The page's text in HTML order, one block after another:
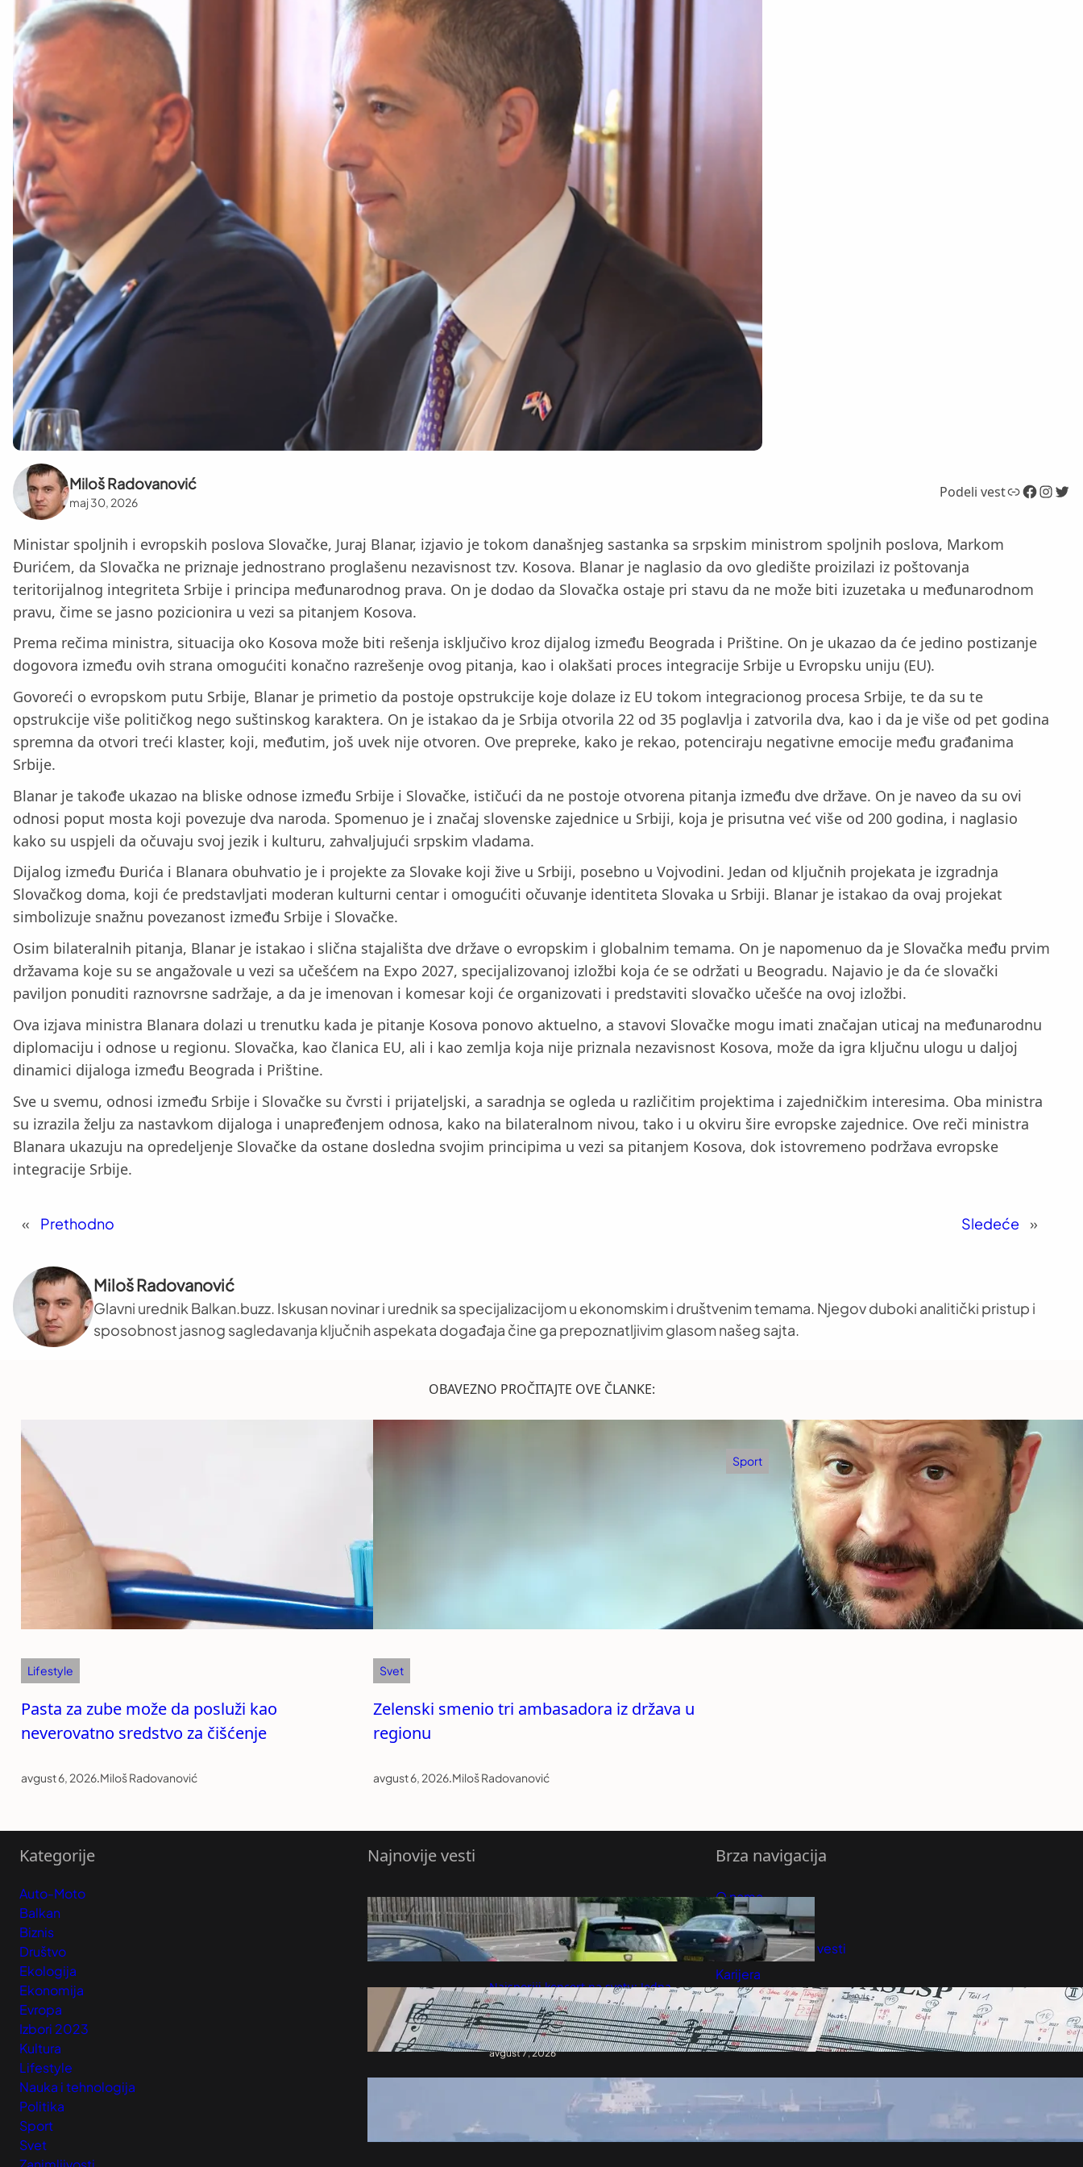
Miloš Radovanović
maj 30, 2026
Podeli vestLink Facebook InstagramTwitter
Ministar spoljnih i evropskih poslova Slovačke, Juraj Blanar, izjavio je tokom današnjeg sastanka sa srpskim ministrom spoljnih poslova, Markom
Đurićem, da Slovačka ne priznaje jednostrano proglašenu nezavisnost tzv. Kosova. Blanar je naglasio da ovo gledište proizilazi iz poštovanja
teritorijalnog integriteta Srbije i principa međunarodnog prava. On je dodao da Slovačka ostaje pri stavu da ne može biti izuzetaka u međunarodnom
pravu, čime se jasno pozicionira u vezi sa pitanjem Kosova.
Prema rečima ministra, situacija oko Kosova može biti rešenja isključivo kroz dijalog između Beograda i Prištine. On je ukazao da će jedino postizanje
dogovora između ovih strana omogućiti konačno razrešenje ovog pitanja, kao i olakšati proces integracije Srbije u Evropsku uniju (EU).
Govoreći o evropskom putu Srbije, Blanar je primetio da postoje opstrukcije koje dolaze iz EU tokom integracionog procesa Srbije, te da su te
opstrukcije više političkog nego suštinskog karaktera. On je istakao da je Srbija otvorila 22 od 35 poglavlja i zatvorila dva, kao i da je više od pet godina
spremna da otvori treći klaster, koji, međutim, još uvek nije otvoren. Ove prepreke, kako je rekao, potenciraju negativne emocije među građanima
Srbije.
Blanar je takođe ukazao na bliske odnose između Srbije i Slovačke, ističući da ne postoje otvorena pitanja između dve države. On je naveo da su ovi
odnosi poput mosta koji povezuje dva naroda. Spomenuo je i značaj slovenske zajednice u Srbiji, koja je prisutna već više od 200 godina, i naglasio
kako su uspjeli da očuvaju svoj jezik i kulturu, zahvaljujući srpskim vladama.
Dijalog između Đurića i Blanara obuhvatio je i projekte za Slovake koji žive u Srbiji, posebno u Vojvodini. Jedan od ključnih projekata je izgradnja
Slovačkog doma, koji će predstavljati moderan kulturni centar i omogućiti očuvanje identiteta Slovaka u Srbiji. Blanar je istakao da ovaj projekat
simbolizuje snažnu povezanost između Srbije i Slovačke.
Osim bilateralnih pitanja, Blanar je istakao i slična stajališta dve države o evropskim i globalnim temama. On je napomenuo da je Slovačka među prvim
državama koje su se angažovale u vezi sa učešćem na Expo 2027, specijalizovanoj izložbi koja će se održati u Beogradu. Najavio je da će slovački
paviljon ponuditi raznovrsne sadržaje, a da je imenovan i komesar koji će organizovati i predstaviti slovačko učešće na ovoj izložbi.
Ova izjava ministra Blanara dolazi u trenutku kada je pitanje Kosova ponovo aktuelno, a stavovi Slovačke mogu imati značajan uticaj na međunarodnu
diplomaciju i odnose u regionu. Slovačka, kao članica EU, ali i kao zemlja koja nije priznala nezavisnost Kosova, može da igra ključnu ulogu u daljoj
dinamici dijaloga između Beograda i Prištine.
Sve u svemu, odnosi između Srbije i Slovačke su čvrsti i prijateljski, a saradnja se ogleda u različitim projektima i zajedničkim interesima. Oba ministra
su izrazila želju za nastavkom dijaloga i unapređenjem odnosa, kako na bilateralnom nivou, tako i u okviru šire evropske zajednice. Ove reči ministra
Blanara ukazuju na opredeljenje Slovačke da ostane dosledna svojim principima u vezi sa pitanjem Kosova, dok istovremeno podržava evropske
integracije Srbije.
« Prethodno Sledeće »
Miloš Radovanović
Glavni urednik Balkan.buzz. Iskusan novinar i urednik sa specijalizacijom u ekonomskim i društvenim temama. Njegov duboki analitički pristup i
sposobnost jasnog sagledavanja ključnih aspekata događaja čine ga prepoznatljivim glasom našeg sajta.
OBAVEZNO PROČITAJTE OVE ČLANKE:
Lifestyle
Pasta za zube može da posluži kao
neverovatno sredstvo za čišćenje
avgust 6, 2026.Miloš Radovanović
Svet
Zelenski smenio tri ambasadora iz država u
regionu
avgust 6, 2026.Miloš Radovanović
Sport
Partizan – Tobol: Valjak traži prečicu do
avgust 6, 2026 .Zoran Milošević
Kategorije
Auto-Moto
Balkan
Biznis
Društvo
Ekologija
Ekonomija
Evropa
Izbori 2023
Kultura
Lifestyle
Nauka i tehnologija
Politika
Sport
Svet
Najnovije vesti
Zašto instinktivno stišavamo radio kada
tražimo adresu ili se parkiramo?
avgust 7, 2026
Najsporiji koncert na svetu: Jedna
kompozicija notu po notu i tako sve do
2640. godine – Vesti iz Srbije, regiona i
sveta
avgust 7, 2026
Moguća ekološka katastrofa blizu Omana:
Nasukao se 270 metara dug tanker – Svet
Brza navigacija
O nama
Predloži Vest
Pretplatite se na vesti
Karijera
Marketing
Kontakt